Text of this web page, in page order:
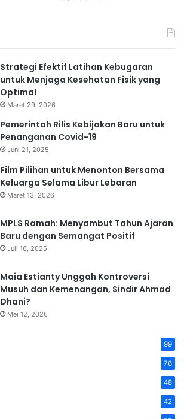
Strategi Efektif Latihan Kebugaran
untuk Menjaga Kesehatan Fisik yang
Optimal
Maret 29, 2026
Pemerintah Rilis Kebijakan Baru untuk
Penanganan Covid-19
Juni 21, 2025
Film Pilihan untuk Menonton Bersama
Keluarga Selama Libur Lebaran
Maret 13, 2026
MPLS Ramah: Menyambut Tahun Ajaran
Baru dengan Semangat Positif
Juli 16, 2025
Maia Estianty Unggah Kontroversi
Musuh dan Kemenangan, Sindir Ahmad
Dhani?
Mei 12, 2026
99
76
48
42